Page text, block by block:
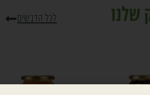
לכל הדבשים